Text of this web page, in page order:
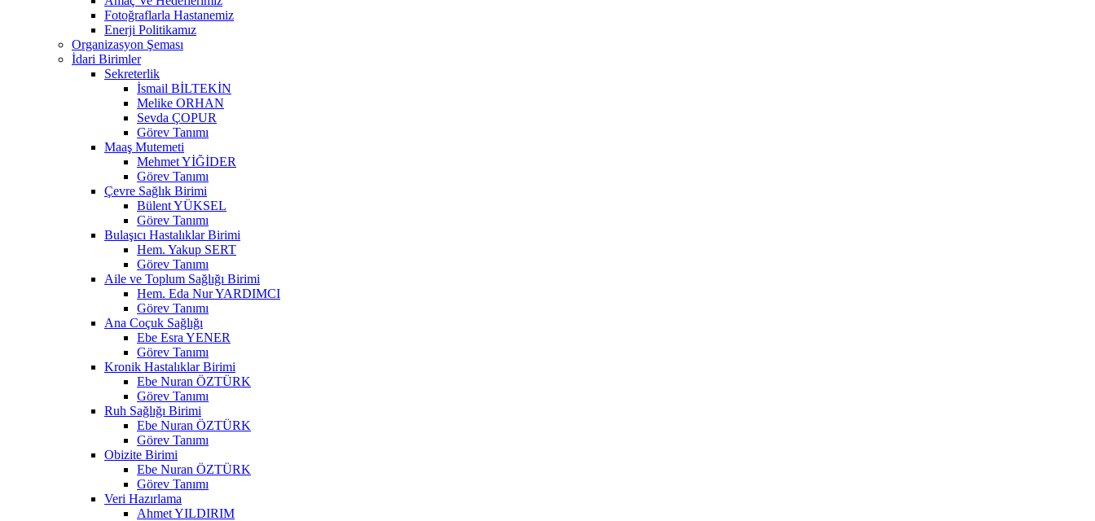
Fotoğraflarla Hastanemiz
Enerji Politikamız
Organizasyon Şeması
İdari Birimler
Sekreterlik
İsmail BİLTEKİN
Melike ORHAN
Sevda ÇOPUR
Görev Tanımı
Maaş Mutemeti
Mehmet YİĞİDER
Görev Tanımı
Çevre Sağlık Birimi
Bülent YÜKSEL
Görev Tanımı
Bulaşıcı Hastalıklar Birimi
Hem. Yakup SERT
Görev Tanımı
Aile ve Toplum Sağlığı Birimi
Hem. Eda Nur YARDIMCI
Görev Tanımı
Ana Coçuk Sağlığı
Ebe Esra YENER
Görev Tanımı
Kronik Hastalıklar Birimi
Ebe Nuran ÖZTÜRK
Görev Tanımı
Ruh Sağlığı Birimi
Ebe Nuran ÖZTÜRK
Görev Tanımı
Obizite Birimi
Ebe Nuran ÖZTÜRK
Görev Tanımı
Veri Hazırlama
Ahmet YILDIRIM